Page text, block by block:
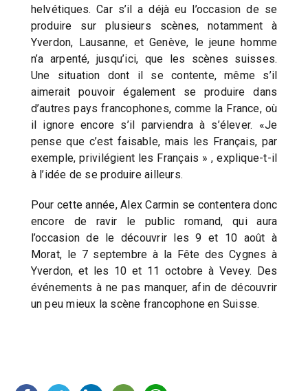
helvétiques. Car s’il a déjà eu l’occasion de se
produire sur plusieurs scènes, notamment à
Yverdon, Lausanne, et Genève, le jeune homme
n’a arpenté, jusqu’ici, que les scènes suisses.
Une situation dont il se contente, même s’il
aimerait pouvoir également se produire dans
d’autres pays francophones, comme la France, où
il ignore encore s’il parviendra à s’élever. «Je
pense que c’est faisable, mais les Français, par
exemple, privilégient les Français » , explique-t-il
à l’idée de se produire ailleurs.
Pour cette année, Alex Carmin se contentera donc
encore de ravir le public romand, qui aura
l’occasion de le découvrir les 9 et 10 août à
Morat, le 7 septembre à la Fête des Cygnes à
Yverdon, et les 10 et 11 octobre à Vevey. Des
événements à ne pas manquer, afin de découvrir
un peu mieux la scène francophone en Suisse.